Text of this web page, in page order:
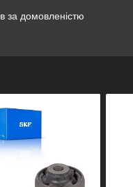
за домовленістю